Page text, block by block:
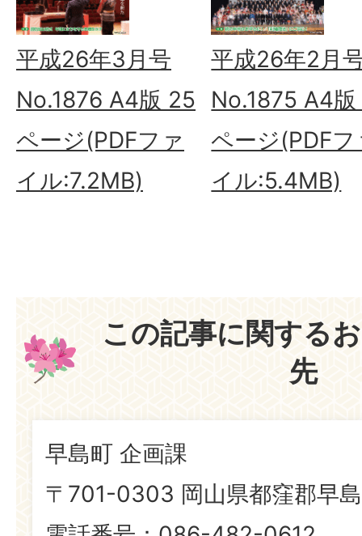
平成26年3月号
No.1876 A4版 25
ページ(PDFファ
イル:7.2MB)
平成26年2月
No.1875 A4
ページ(PDFフ
イル:5.4MB)
この記事に関する
先
早島町 企画課
〒701-0303 岡山県都窪郡早